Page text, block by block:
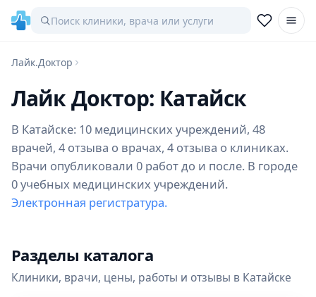
Лайк.Доктор
Лайк Доктор: Катайск
В Катайске: 10 медицинских учреждений, 48
врачей, 4 отзыва о врачах, 4 отзыва о клиниках.
Врачи опубликовали 0 работ до и после. В городе
0 учебных медицинских учреждений.
Электронная регистратура.
Разделы каталога
Клиники, врачи, цены, работы и отзывы в Катайске